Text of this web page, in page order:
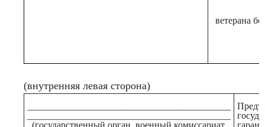
ветерана
(внутренняя левая сторона)
(государственный орган, военный комиссариат,